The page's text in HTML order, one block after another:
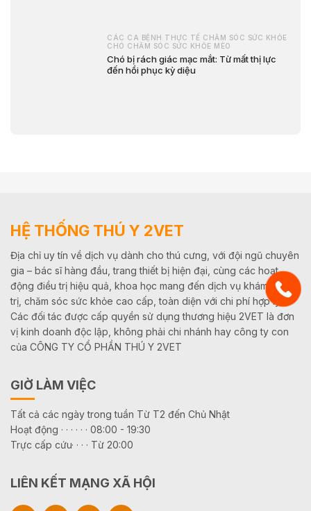
CÁC CA BỆNH THỰC TẾ CHĂM SÓC SỨC KHỎE
CHÓ CHĂM SÓC SỨC KHỎE MÈO
Chó bị rách giác mạc mắt: Từ mất thị lực
đến hồi phục kỳ diệu
HỆ THỐNG THÚ Y 2VET
Địa chỉ uy tín về dịch vụ dành cho thú cưng, với đội ngũ chuyên
gia – bác sĩ hàng đầu, trang thiết bị hiện đại, cùng các hoạt
động điều trị hiệu quả, khoa học mang đến dịch vụ khám, điều
trị, chăm sóc sức khỏe cao cấp, toàn diện với chi phí hợp lý.
Các đối tác được cấp quyền sử dụng thương hiệu 2VET là đơn
vị kinh doanh độc lập, không phải chi nhánh hay công ty con
của CÔNG TY CỔ PHẦN THÚ Y 2VET
GIỜ LÀM VIỆC
Tất cả các ngày trong tuần Từ T2 đến Chủ Nhật
Hoạt động · · · · · · 08:00 - 19:30
Trực cấp cứu· · · · Từ 20:00
LIÊN KẾT MẠNG XÃ HỘI